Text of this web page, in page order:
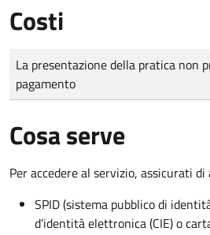
Costi
Tipo di pagamento
Importo
La presentazione della pratica non
pagamento
Cosa serve
Per accedere al servizio, assicurati di
SPID (sistema pubblico di
d’identità elettronica (CIE) o